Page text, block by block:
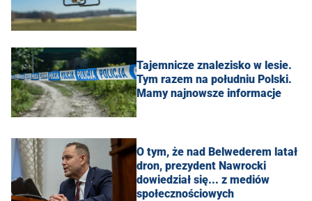
Tajemnicze znalezisko w lesie.
Tym razem na południu Polski.
Mamy najnowsze informacje
O tym, że nad Belwederem latał
dron, prezydent Nawrocki
dowiedział się... z mediów
społecznościowych